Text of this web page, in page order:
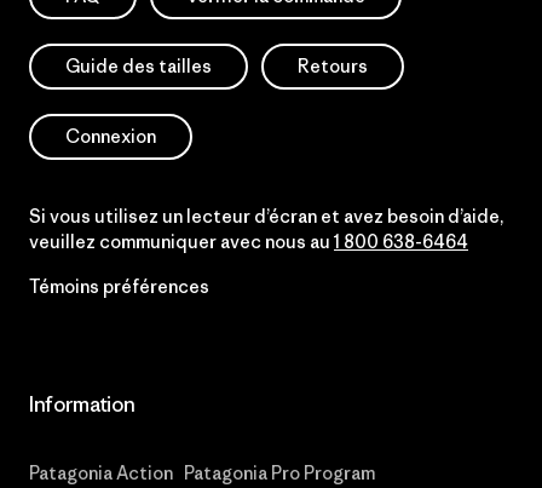
Guide des tailles Retours
Connexion
Si vous utilisez un lecteur d’écran et avez besoin d’aide,
veuillez communiquer avec nous au 1 800 638-6464
Témoins préférences
Information
Patagonia Action Patagonia Pro Program